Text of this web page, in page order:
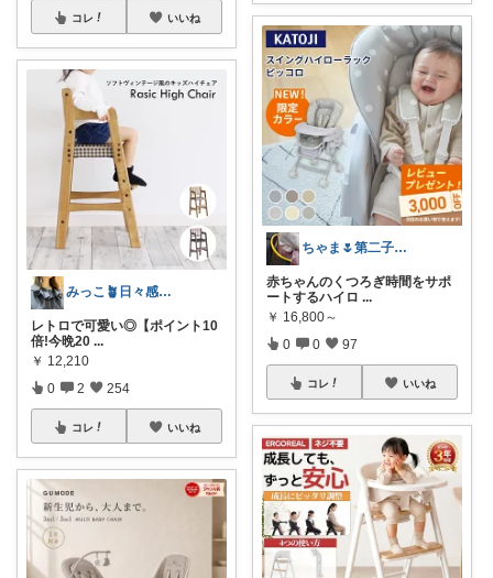
コレ いいね
みっこ🪴日々感謝🌷いいね上限🙏
レトロで可愛い◎【ポイント10
倍!今晩20 ...
￥ 12,210
0 2 254
コレ いいね
ちゃま🌷第二子妊娠中
赤ちゃんのくつろぎ時間をサポ
ートするハイロ ...
￥ 16,800～
0 0 97
コレ いいね